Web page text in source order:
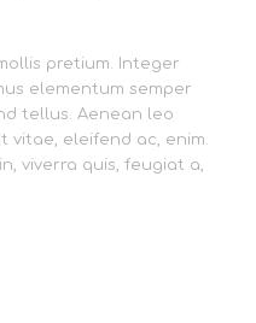
pretium. Integer
elementum semper
tellus. Aenean leo
vitae, eleifend ac, enim.
viverra quis, feugiat a,